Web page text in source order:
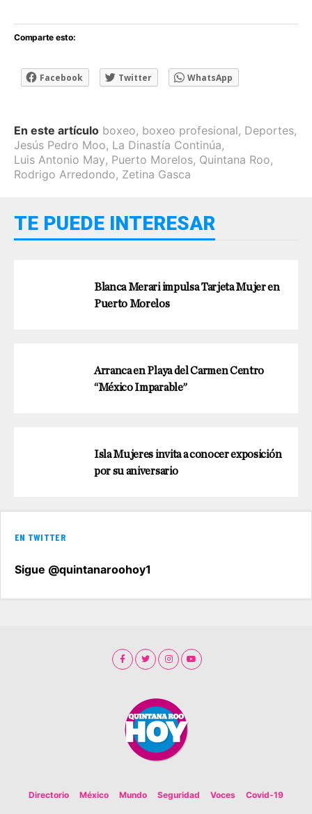
Comparte esto:
Facebook Twitter WhatsApp
En este artículo boxeo, boxeo profesional, Deportes,
Jesús Pedro Moo, La Dinastía Continúa,
Luis Antonio May, Puerto Morelos, Quintana Roo,
Rodrigo Arredondo, Zetina Gasca
TE PUEDE INTERESAR
Blanca Merari impulsa Tarjeta Mujer en
Puerto Morelos
Arranca en Playa del Carmen Centro
“México Imparable”
Isla Mujeres invita a conocer exposición
por su aniversario
EN TWITTER
Sigue @quintanaroohoy1
Directorio México Mundo Seguridad Voces Covid-19